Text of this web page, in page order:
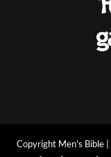
Copyright Men's Bible |